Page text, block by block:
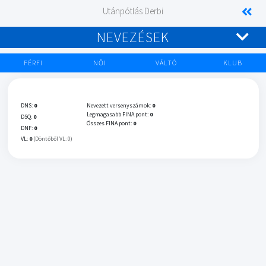
Utánpótlás Derbi
NEVEZÉSEK
FÉRFI NŐI VÁLTÓ KLUB
DNS: 0
DSQ: 0
DNF: 0
VL: 0 (Döntőből VL: 0)
Nevezett versenyszámok: 0
Legmagasabb FINA pont: 0
Összes FINA pont: 0